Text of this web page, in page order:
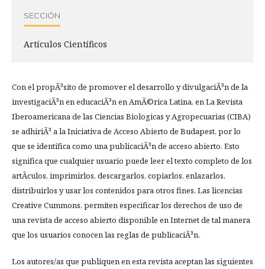
SECCIÓN
Artículos Científicos
Con el propÃ³sito de promover el desarrollo y divulgaciÃ³n de la
investigaciÃ³n en educaciÃ³n en AmÃ©rica Latina, en La Revista
Iberoamericana de las Ciencias Biologicas y Agropecuarias (CIBA)
se adhiriÃ³ a la Iniciativa de Acceso Abierto de Budapest, por lo
que se identifica como una publicaciÃ³n de acceso abierto. Esto
significa que cualquier usuario puede leer el texto completo de los
artÃ­culos, imprimirlos, descargarlos, copiarlos, enlazarlos,
distribuirlos y usar los contenidos para otros fines. Las licencias
Creative Cummons, permiten especificar los derechos de uso de
una revista de acceso abierto disponible en Internet de tal manera
que los usuarios conocen las reglas de publicaciÃ³n.
Los autores/as que publiquen en esta revista aceptan las siguientes